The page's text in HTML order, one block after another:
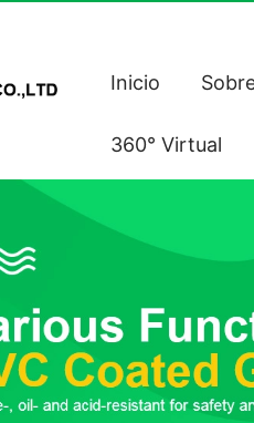
Inicio
360° Virtual